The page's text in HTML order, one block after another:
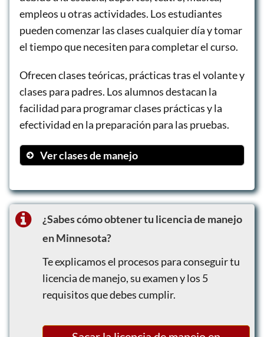
empleos u otras actividades. Los estudiantes
pueden comenzar las clases cualquier día y tomar
el tiempo que necesiten para completar el curso.
Ofrecen clases teóricas, prácticas tras el volante y
clases para padres. Los alumnos destacan la
facilidad para programar clases prácticas y la
efectividad en la preparación para las pruebas.
Ver clases de manejo
Instrucción Tras el Volante
¿Sabes cómo obtener tu licencia de manejo
en Minnesota?
Te explicamos el procesos para conseguir tu
licencia de manejo, su examen y los 5
requisitos que debes cumplir.